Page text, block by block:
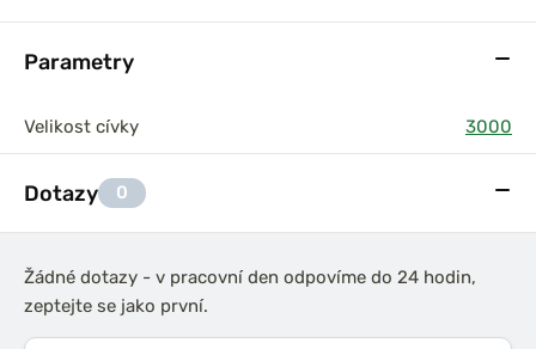
Parametry
Velikost cívky 3000
Dotazy 0
Žádné dotazy - v pracovní den odpovíme do 24 hodin,
zeptejte se jako první.